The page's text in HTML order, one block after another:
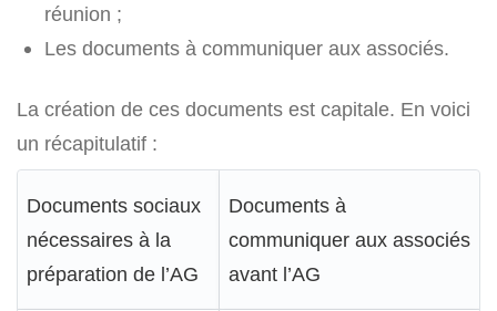
réunion ;
Les documents à communiquer aux associés.
La création de ces documents est capitale. En voici
un récapitulatif :
Documents sociaux
nécessaires à la
préparation de l’AG
Documents à
communiquer aux associés
avant l’AG